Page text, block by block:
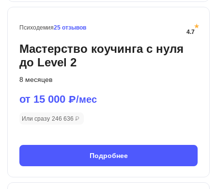
Мастерство коучинга с нуля
до Level 2
Психодемия
4.7
25 отзывов
от 15 000 ₽/мес
Или сразу 246 636 ₽
8 месяцев
Подробнее